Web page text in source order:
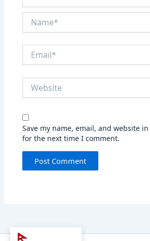
Save my name, email, and website
for the next time I comment.